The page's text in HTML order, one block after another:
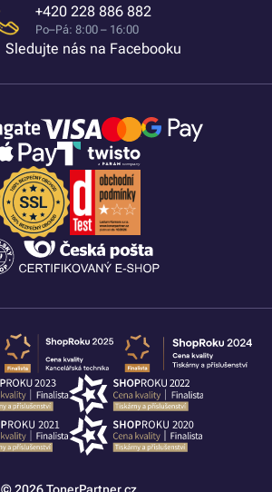
+420 228 886 882
Po–Pá: 8:00 – 16:00
Sledujte nás na Facebooku